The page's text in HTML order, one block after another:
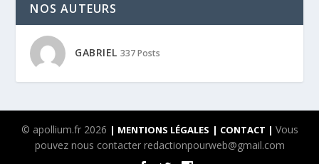
NOS AUTEURS
GABRIEL 337 Posts
© apollium.fr 2026 | MENTIONS LÉGALES | CONTACT | Vous
pouvez nous contacter redactionpourweb@gmail.com